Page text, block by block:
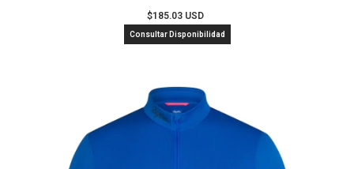
$185.03 USD
Consultar Disponibilidad